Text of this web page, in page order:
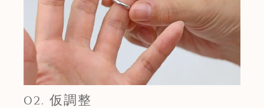
02. 仮調整